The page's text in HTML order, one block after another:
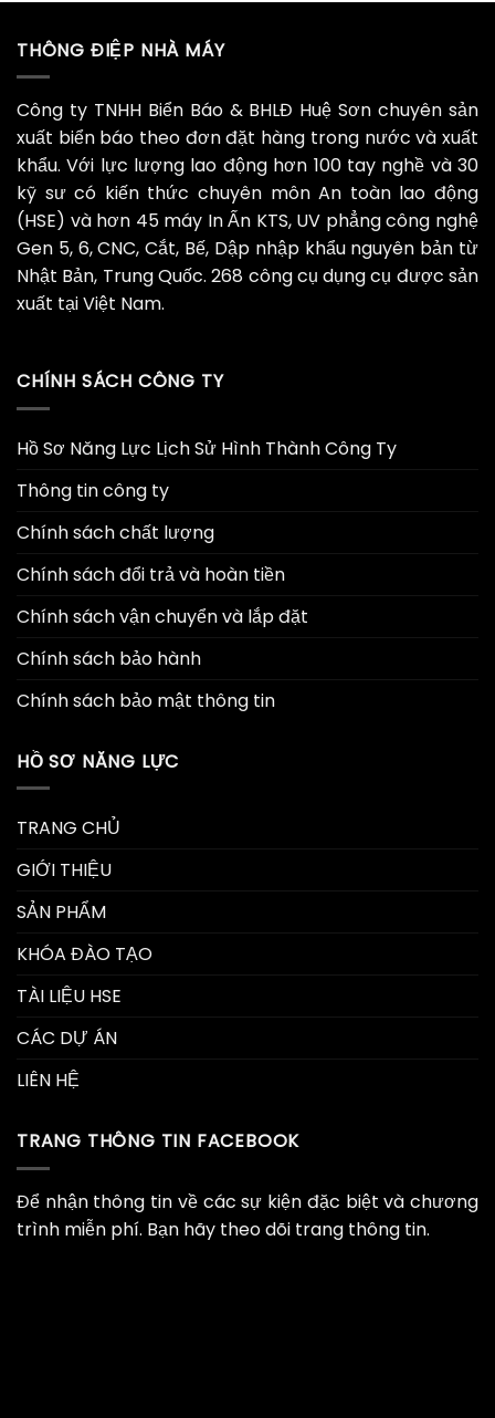
THÔNG ĐIỆP NHÀ MÁY
Công ty TNHH Biển Báo & BHLĐ Huệ Sơn chuyên sản
xuất biển báo theo đơn đặt hàng trong nước và xuất
khẩu. Với lực lượng lao động hơn 100 tay nghề và 30
kỹ sư có kiến thức chuyên môn An toàn lao động
(HSE) và hơn 45 máy In Ấn KTS, UV phẳng công nghệ
Gen 5, 6, CNC, Cắt, Bế, Dập nhập khẩu nguyên bản từ
Nhật Bản, Trung Quốc. 268 công cụ dụng cụ được sản
xuất tại Việt Nam.
CHÍNH SÁCH CÔNG TY
Hồ Sơ Năng Lực Lịch Sử Hình Thành Công Ty
Thông tin công ty
Chính sách chất lượng
Chính sách đổi trả và hoàn tiền
Chính sách vận chuyển và lắp đặt
Chính sách bảo hành
Chính sách bảo mật thông tin
HỒ SƠ NĂNG LỰC
TRANG CHỦ
GIỚI THIỆU
SẢN PHẨM
KHÓA ĐÀO TẠO
TÀI LIỆU HSE
CÁC DỰ ÁN
LIÊN HỆ
TRANG THÔNG TIN FACEBOOK
Để nhận thông tin về các sự kiện đặc biệt và chương
trình miễn phí. Bạn hãy theo dõi trang thông tin.